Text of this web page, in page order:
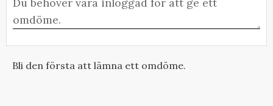
Bli den första att lämna ett omdöme.